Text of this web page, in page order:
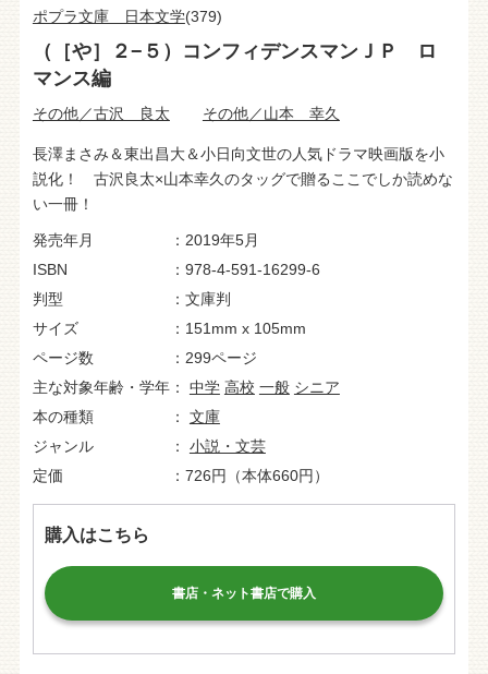
ポプラ文庫 日本文学(379)
（［や］２−５）コンフィデンスマンＪＰ ロ
マンス編
その他／古沢 良太 その他／山本 幸久
長澤まさみ＆東出昌大＆小日向文世の人気ドラマ映画版を小
説化！ 古沢良太×山本幸久のタッグで贈るここでしか読めな
い一冊！
発売年月
2019年5月
ISBN
978-4-591-16299-6
判型
文庫判
サイズ
151mm x 105mm
ページ数
299ページ
主な対象年齢・学年
中学 高校 一般 シニア
本の種類
文庫
ジャンル
小説・文芸
定価
726円（本体660円）
購入はこちら
書店・ネット書店で購入